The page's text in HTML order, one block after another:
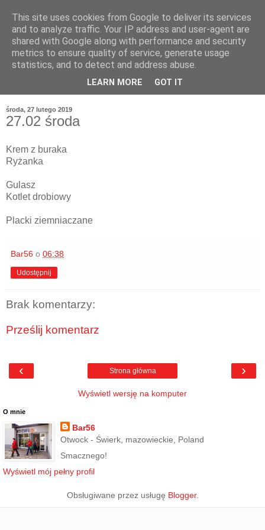
środa, 27 lutego 2019
27.02 środa
Krem z buraka
Ryżanka
Gulasz
Kotlet drobiowy
Placki ziemniaczane
Bar56 o 06:38
Udostępnij
Brak komentarzy:
Prześlij komentarz
‹ ›
Strona główna
Wyświetl wersję na komputer
O mnie
Bar56
Otwock - Świerk, mazowieckie, Poland
Smacznego!
Wyświetl mój pełny profil
Obsługiwane przez usługę Blogger.
This site uses cookies from Google to deliver its services
and to analyze traffic. Your IP address and user-agent are
shared with Google along with performance and security
metrics to ensure quality of service, generate usage
statistics, and to detect and address abuse.
LEARN MORE GOT IT